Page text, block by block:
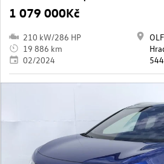
1 079 000Kč
210 kW/286 HP
19 886 km
02/2024